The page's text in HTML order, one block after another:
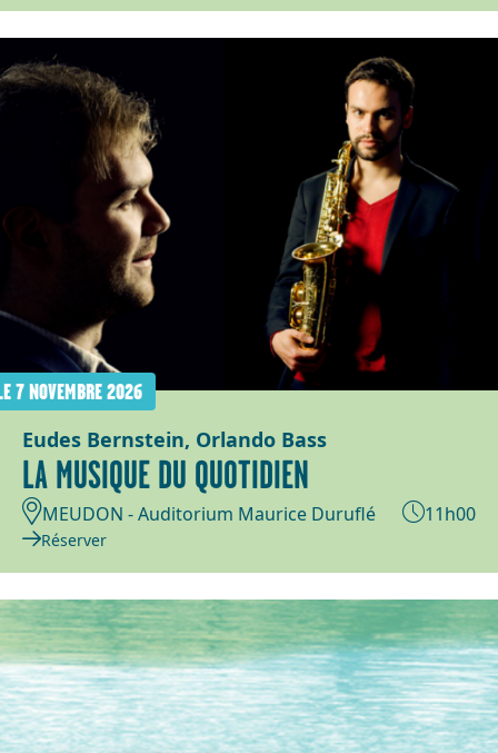
7 NOVEMBRE 2026
Eudes Bernstein, Orlando Bass
LA MUSIQUE DU QUOTIDIEN
MEUDON - Auditorium Maurice Duruflé 11h00
Réserver